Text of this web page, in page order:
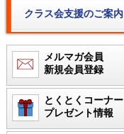
クラス会支援のご案内
メルマガ会員
新規会員登録
とくとくコーナー
プレゼント情報